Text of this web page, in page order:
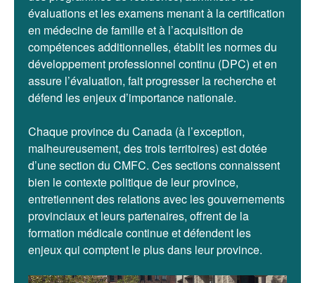
évaluations et les examens menant à la certification
en médecine de famille et à l’acquisition de
compétences additionnelles, établit les normes du
développement professionnel continu (DPC) et en
assure l’évaluation, fait progresser la recherche et
défend les enjeux d’importance nationale.
Chaque province du Canada (à l’exception,
malheureusement, des trois territoires) est dotée
d’une section du CMFC. Ces sections connaissent
bien le contexte politique de leur province,
entretiennent des relations avec les gouvernements
provinciaux et leurs partenaires, offrent de la
formation médicale continue et défendent les
enjeux qui comptent le plus dans leur province.